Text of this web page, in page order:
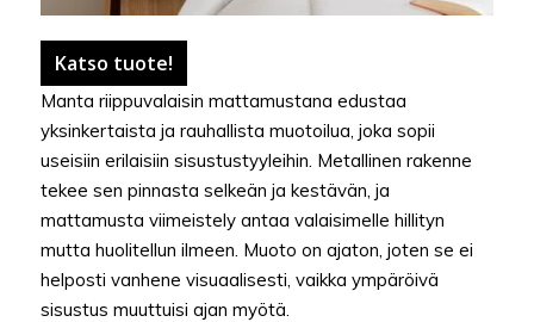
Katso tuote!
Manta riippuvalaisin mattamustana edustaa
yksinkertaista ja rauhallista muotoilua, joka sopii
useisiin erilaisiin sisustustyyleihin. Metallinen rakenne
tekee sen pinnasta selkeän ja kestävän, ja
mattamusta viimeistely antaa valaisimelle hillityn
mutta huolitellun ilmeen. Muoto on ajaton, joten se ei
helposti vanhene visuaalisesti, vaikka ympäröivä
sisustus muuttuisi ajan myötä.